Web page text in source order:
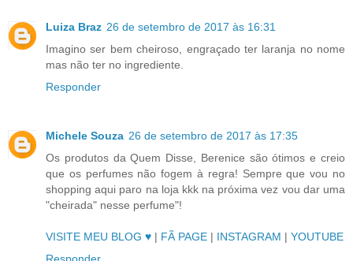
Luiza Braz 26 de setembro de 2017 às 16:31
Imagino ser bem cheiroso, engraçado ter laranja no nome
mas não ter no ingrediente.
Responder
Michele Souza 26 de setembro de 2017 às 17:35
Os produtos da Quem Disse, Berenice são ótimos e creio
que os perfumes não fogem à regra! Sempre que vou no
shopping aqui paro na loja kkk na próxima vez vou dar uma
"cheirada" nesse perfume"!
VISITE MEU BLOG ♥ | FÃ PAGE | INSTAGRAM | YOUTUBE
Responder